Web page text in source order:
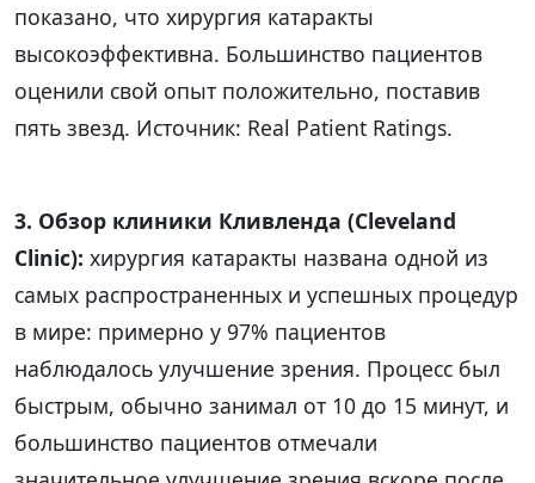
показано, что хирургия катаракты
высокоэффективна. Большинство пациентов
оценили свой опыт положительно, поставив
пять звезд. Источник: Real Patient Ratings.
3. Обзор клиники Кливленда (Cleveland
Clinic): хирургия катаракты названа одной из
самых распространенных и успешных процедур
в мире: примерно у 97% пациентов
наблюдалось улучшение зрения. Процесс был
быстрым, обычно занимал от 10 до 15 минут, и
большинство пациентов отмечали